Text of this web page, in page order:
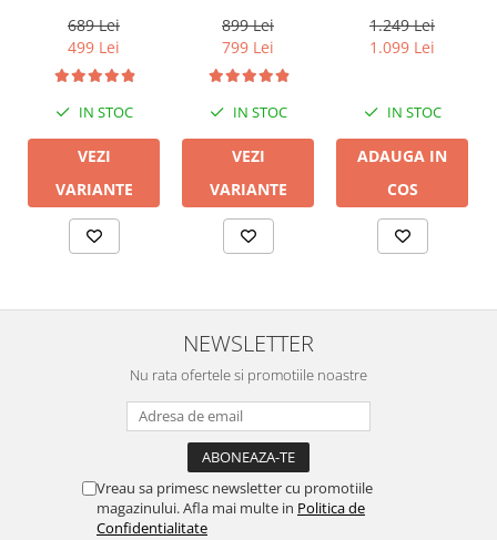
415 V.2
689 Lei
499 Lei
IN STOC
VEZI
VARIANTE
899 Lei
799 Lei
IN STOC
VEZI
VARIANTE
1.249 Lei
1.099 Lei
IN STOC
ADAUGA IN
COS
NEWSLETTER
Nu rata ofertele si promotiile noastre
Vreau sa primesc newsletter cu promotiile
magazinului. Afla mai multe in Politica de
Confidentialitate